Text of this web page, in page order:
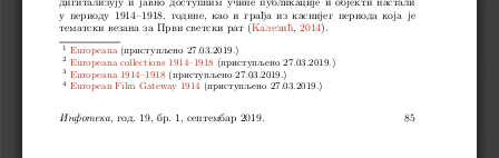
дигитализуjу и jавно доступним учине публикациjе и обjекти настали
у периоду 1914–1918. године, као и грађа из касниjег периода коjа jе
тематски везана за Први светски рат (Калезић, 2014).
1 Europeana (приступљено 27.03.2019.)
2 Europeana collections 1914–1918 (приступљено 27.03.2019.)
3 Europeana 1914–1918 (приступљено 27.03.2019.)
4 European Film Gateway 1914 (приступљено 27.03.2019.)
Инфотека, год. 19, бр. 1, септембар 2019. 85